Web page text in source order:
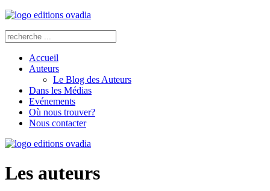
Accueil
Auteurs
Le Blog des Auteurs
Dans les Médias
Evénements
Où nous trouver?
Nous contacter
Les auteurs